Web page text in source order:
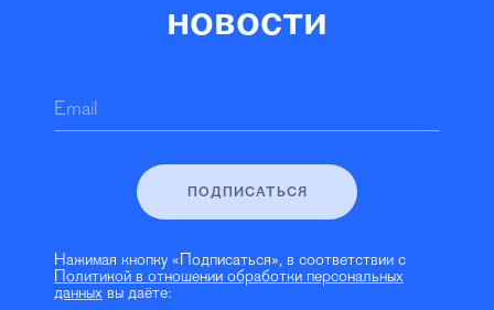
новости
Email
ПОДПИСАТЬСЯ
Нажимая кнопку «Подписаться», в соответствии с
Политикой в отношении обработки персональных
данных вы даёте: